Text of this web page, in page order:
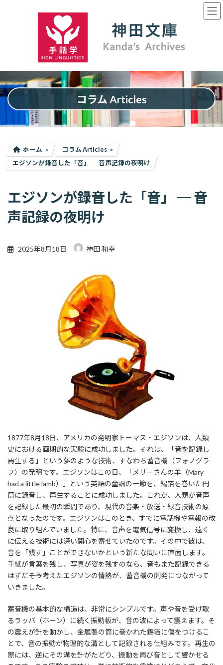
ッ
プ
移
動
コラム Articles
ホーム
コラム Articles
エジソンが録音した「音」 ─ 音声記録の夜明け
エジソンが録音した「音」 ─ 音
声記録の夜明け
2025年8月18日 神田 和幸
1877年8月18日、アメリカの発明家トーマス・エジソンは、人類
史における画期的な実験に成功しました。それは、「音を記録し
再生する」という夢のような技術、すなわち蓄音機（フォノグラ
フ）の発明です。エジソンはこの日、「メリーさんの羊（Mary
had a little lamb）」という英語の童謡の一節を、錫箔を巻いた円
筒に録音し、再生することに成功しました。これが、人類が音声
を記録した最初の瞬間であり、現代の音楽・放送・録音技術の原
点となったのです。エジソンはこのとき、すでに電話機や電報の改
良に取り組んでいました。特に、音声を電気信号に変換し、遠く
に伝える技術には深い関心を寄せていたのです。その中で彼は、
音を「残す」ことができないかという新たな問いに直面します。
手紙が言葉を残し、写真が姿を残すのなら、音もまた記録できる
はずだ――そう考えたエジソンの情熱が、蓄音機の開発につながって
いきました。
蓄音機の基本的な構造は、非常にシンプルです。声や音を受け取
るラッパ（ホーン）に続く振動板が、音の波によって震えます。そ
の震えが針を動かし、金属製の筒に巻かれた錫箔に傷をつけるこ
とで、音の振動が物理的な溝として記録される仕組みです。再生の
際には、逆にその溝を針がたどり、振動を再び音として響かせる